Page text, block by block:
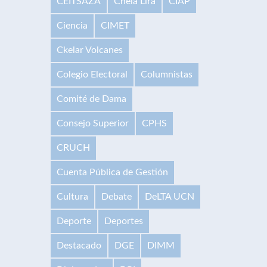
Ciencia CIMET
Ckelar Volcanes
Colegio Electoral Columnistas
Comité de Dama
Consejo Superior CPHS
CRUCH
Cuenta Pública de Gestión
Cultura Debate DeLTA UCN
Deporte Deportes
Destacado DGE DIMM